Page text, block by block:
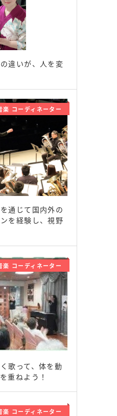
違いが、人を変
楽 コーディネーター
通じて国内外の
を経験し、視野
楽 コーディネーター
歌って、体を動
重ねよう！
楽 コーディネーター